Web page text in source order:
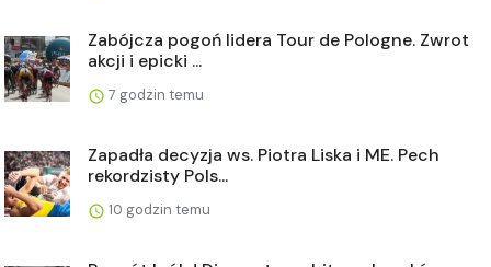
Zabójcza pogoń lidera Tour de Pologne. Zwrot
akcji i epicki ...
7 godzin temu
Zapadła decyzja ws. Piotra Liska i ME. Pech
rekordzisty Pols...
10 godzin temu